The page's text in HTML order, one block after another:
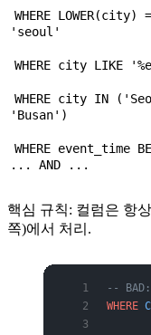
WHERE LOWER(city) =
'seoul'
WHERE city LIKE
WHERE city IN
'Busan')
WHERE event_time
... AND ...
핵심 규칙: 컬럼은 항
쪽)에서 처리.
--
WHERE